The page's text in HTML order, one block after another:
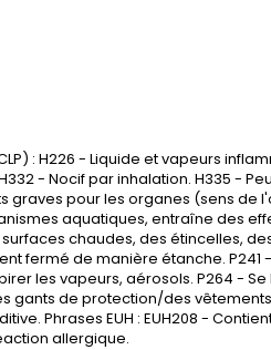
: H226 - Liquide et vapeurs
- Nocif par inhalation. H335 -
graves pour les organes (sens de
aquatiques, entraîne des
chaudes, des étincelles,
fermé de manière étanche. P241
les vapeurs, aérosols. P264 - Se
gants de protection/des
Phrases EUH : EUH208 -
allergique.